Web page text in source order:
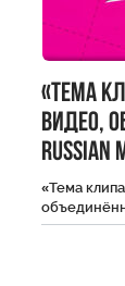
«Тема
видео,
RUSSIAN
«Тема
BOX! 16+